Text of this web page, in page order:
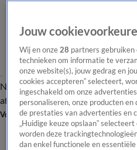
Nieuws van de DagOpinie van de
afleveringVideo's Nieuws van de
Volg Nieuws van de Dag
Jouw
Wij en onze28 partners
technieken om informatie te
onze website(s), jouw gedrag en
cookies accepteren” selecteert,
ingeschakeld om onze
personaliseren, onze producten
de prestaties van advertenties en
„Huidige keuze opslaan”
worden deze
dan enkel functionele en